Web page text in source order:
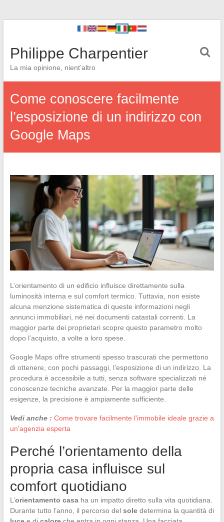
Philippe Charpentier
La mia opinione, nient’altro
Come conoscere facilmente
l’esposizione di un indirizzo con
Google Maps
L’orientamento di un edificio influisce direttamente sulla
luminosità interna e sul comfort termico. Tuttavia, non esiste
alcuna menzione sistematica di queste informazioni negli
annunci immobiliari, né nei documenti catastali correnti. La
maggior parte dei proprietari scopre questo parametro molto
dopo l’acquisto, a volte a loro spese.
Google Maps offre strumenti spesso trascurati che permettono
di ottenere, con pochi passaggi, l’esposizione di un indirizzo. La
procedura è accessibile a tutti, senza software specializzati né
conoscenze tecniche avanzate. Per la maggior parte delle
esigenze, la precisione è ampiamente sufficiente.
Vedi anche : Come trovare facilmente l'immobile ideale grazie a
un'agenzia esperta
Perché l’orientamento della
propria casa influisce sul
comfort quotidiano
L’orientamento casaha un impatto diretto sulla vita quotidiana.
Durante tutto l’anno, il percorso del soledetermina la quantità di